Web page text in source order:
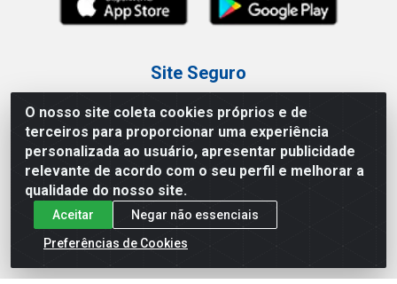
O nosso site coleta cookies próprios e de
terceiros para proporcionar uma experiência
personalizada ao usuário, apresentar publicidade
relevante de acordo com o seu perfil e melhorar a
qualidade do nosso site.
Aceitar
Negar não essenciais
Preferências de Cookies
Site Seguro
Loja / Showroom
Tel.: (11) 3227-0546
Av Vautier, 587/597 - Pari - São Paulo/SP